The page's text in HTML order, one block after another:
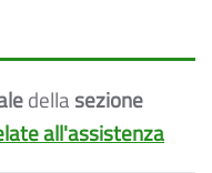
della sezione
all'assistenza